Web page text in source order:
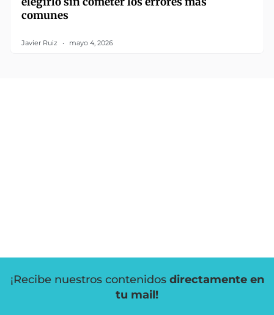
comunes
Javier Ruiz mayo 4, 2026
¡Recibe nuestros contenidos directamente en
tu mail!